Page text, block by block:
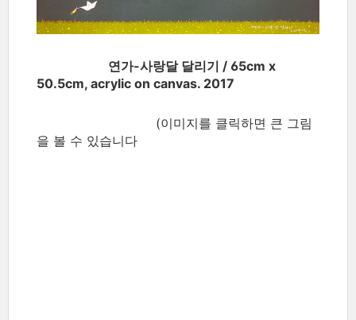
연가-사랑달 달리기 / 65cm x
50.5cm, acrylic on canvas. 2017
(이미지를 클릭하면 큰 그림
을 볼 수 있습니다